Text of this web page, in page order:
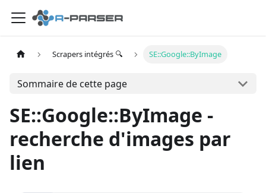
Scrapers intégrés 🔍 SE::Google::ByImage
Sommaire de cette page
SE::Google::ByImage -
recherche d'images par
lien